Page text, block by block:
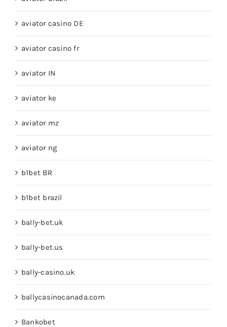
aviator casino DE
aviator casino fr
aviator IN
aviator ke
aviator mz
aviator ng
b1bet BR
b1bet brazil
bally-bet.uk
bally-bet.us
bally-casino.uk
ballycasinocanada.com
Bankobet